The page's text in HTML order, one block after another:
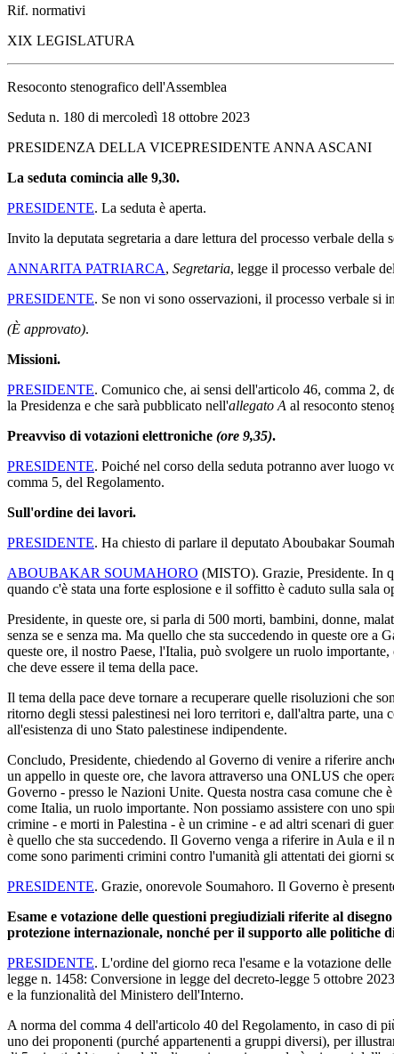
Rif. normativi
XIX LEGISLATURA
Resoconto stenografico dell'Assemblea
Seduta n. 180 di mercoledì 18 ottobre 2023
PRESIDENZA DELLA VICEPRESIDENTE ANNA ASCANI
La seduta comincia alle 9,30.
PRESIDENTE. La seduta è aperta.
Invito la deputata segretaria a dare lettura del processo verbale della
ANNARITA PATRIARCA, Segretaria, legge il processo verbale
PRESIDENTE. Se non vi sono osservazioni, il processo verbale si
(È approvato).
Missioni.
PRESIDENTE. Comunico che, ai sensi dell'articolo 46, comma 2,
la Presidenza e che sarà pubblicato nell'allegato A al resoconto
Preavviso di votazioni elettroniche (ore 9,35).
PRESIDENTE. Poiché nel corso della seduta potranno aver luogo
comma 5, del Regolamento.
Sull'ordine dei lavori.
PRESIDENTE. Ha chiesto di parlare il deputato Aboubakar
ABOUBAKAR SOUMAHORO (MISTO). Grazie, Presidente. In
quando c'è stata una forte esplosione e il soffitto è caduto sulla sala
Presidente, in queste ore, si parla di 500 morti, bambini, donne,
senza se e senza ma. Ma quello che sta succedendo in queste ore
queste ore, il nostro Paese, l'Italia, può svolgere un ruolo
che deve essere il tema della pace.
Il tema della pace deve tornare a recuperare quelle risoluzioni che
ritorno degli stessi palestinesi nei loro territori e, dall'altra parte,
all'esistenza di uno Stato palestinese indipendente.
Concludo, Presidente, chiedendo al Governo di venire a riferire
un appello in queste ore, che lavora attraverso una ONLUS che
Governo - presso le Nazioni Unite. Questa nostra casa comune che
come Italia, un ruolo importante. Non possiamo assistere con uno
crimine - e morti in Palestina - è un crimine - e ad altri scenari di
è quello che sta succedendo. Il Governo venga a riferire in Aula e il
come sono parimenti crimini contro l'umanità gli attentati dei giorni
PRESIDENTE. Grazie, onorevole Soumahoro. Il Governo è
Esame e votazione delle questioni pregiudiziali riferite al
protezione internazionale, nonché per il supporto alle
PRESIDENTE. L'ordine del giorno reca l'esame e la votazione
legge n. 1458: Conversione in legge del decreto-legge 5 ottobre
e la funzionalità del Ministero dell'Interno.
A norma del comma 4 dell'articolo 40 del Regolamento, in caso di
uno dei proponenti (purché appartenenti a gruppi diversi), per